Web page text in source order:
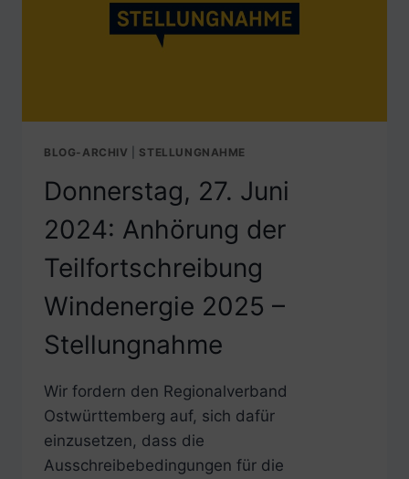
BLOG-ARCHIV STELLUNGNAHME
Donnerstag, 27. Juni
2024: Anhörung der
Teilfortschreibung
Windenergie 2025 –
Stellungnahme
Wir fordern den Regionalverband
Ostwürttemberg auf, sich dafür
einzusetzen, dass die
Ausschreibebedingungen für die